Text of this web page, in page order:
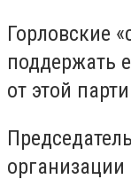
Горловские
поддержать
от этой